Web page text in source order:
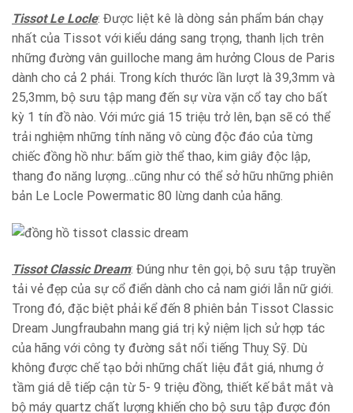
Tissot Le Locle: Được liệt kê là dòng sản phẩm bán chạy
nhất của Tissot với kiểu dáng sang trọng, thanh lịch trên
những đường vân guilloche mang âm hưởng Clous de Paris
dành cho cả 2 phái. Trong kích thước lần lượt là 39,3mm và
25,3mm, bộ sưu tập mang đến sự vừa vặn cổ tay cho bất
kỳ 1 tín đồ nào. Với mức giá 15 triệu trở lên, bạn sẽ có thể
trải nghiệm những tính năng vô cùng độc đáo của từng
chiếc đồng hồ như: bấm giờ thể thao, kim giây độc lập,
thang đo năng lượng…cũng như có thể sở hữu những phiên
bản Le Locle Powermatic 80 lừng danh của hãng.
Tissot Classic Dream: Đúng như tên gọi, bộ sưu tập truyền
tải vẻ đẹp của sự cổ điển dành cho cả nam giới lẫn nữ giới.
Trong đó, đặc biệt phải kể đến 8 phiên bản Tissot Classic
Dream Jungfraubahn mang giá trị kỷ niệm lịch sử hợp tác
của hãng với công ty đường sắt nổi tiếng Thuỵ Sỹ. Dù
không được chế tạo bởi những chất liệu đắt giá, nhưng ở
tầm giá dễ tiếp cận từ 5- 9 triệu đồng, thiết kế bắt mắt và
bộ máy quartz chất lượng khiến cho bộ sưu tập được đón